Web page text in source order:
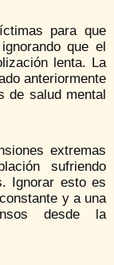
para que
que el
lenta. La
anteriormente
de salud mental
extremas
sufriendo
Ignorar esto es
y a una
desde la